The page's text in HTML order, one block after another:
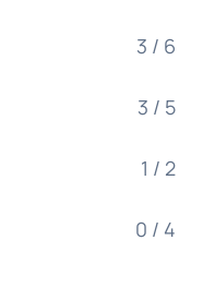
3 / 6
3 / 5
1 / 2
0 / 4